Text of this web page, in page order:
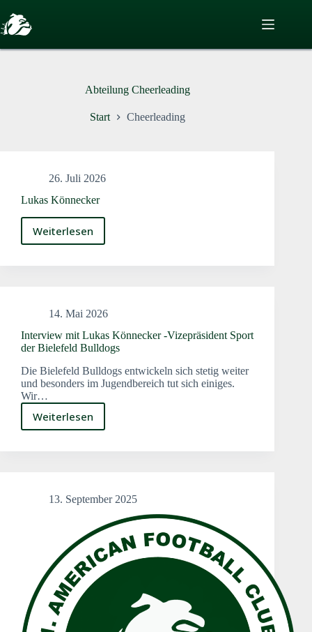
Inhalt
springen
AbteilungCheerleading
Start Cheerleading
26. Juli 2026
Lukas Könnecker
Weiterlesen
Lukas
14. Mai 2026
Interview mit Lukas Könnecker -Vizepräsident Sport
der Bielefeld Bulldogs
Die Bielefeld Bulldogs entwickeln sich stetig weiter
und besonders im Jugendbereich tut sich einiges.
Wir…
Weiterlesen
Interview
Lukas
Vizepräsident
Sport
Bielefeld
Bulldogs
13. September 2025